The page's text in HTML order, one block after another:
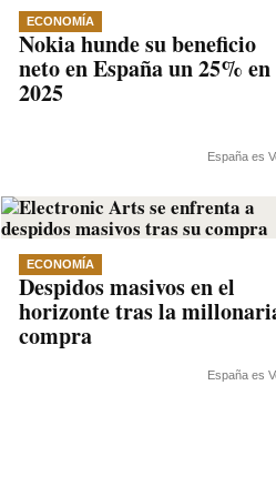
ECONOMÍA
Nokia hunde su beneficio
neto en España un 25% en
2025
España es
ECONOMÍA
Despidos masivos en el
horizonte tras la
compra
España es